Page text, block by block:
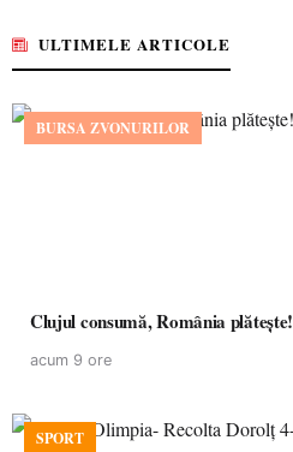
ULTIMELE ARTICOLE
BURSA ZVONURILOR
Clujul consumă, România plătește!
acum 9 ore
SPORT